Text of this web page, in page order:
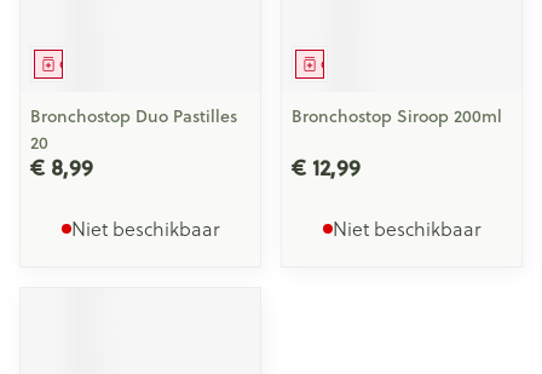
Geneesmiddel
Bronchostop Duo Pastilles
20
€ 8,99
Niet beschikbaar
Geneesmiddel
Bronchostop Siroop 200ml
€ 12,99
Niet beschikbaar